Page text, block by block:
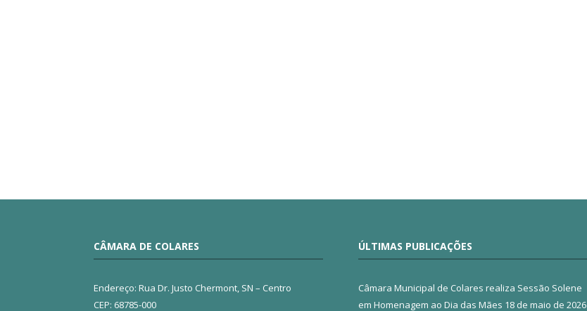
CÂMARA DE COLARES
Endereço: Rua Dr. Justo Chermont, SN – Centro
CEP: 68785-000
ÚLTIMAS PUBLICAÇÕES
Câmara Municipal de Colares realiza Sessão Solene
em Homenagem ao Dia das Mães 18 de maio de 2026